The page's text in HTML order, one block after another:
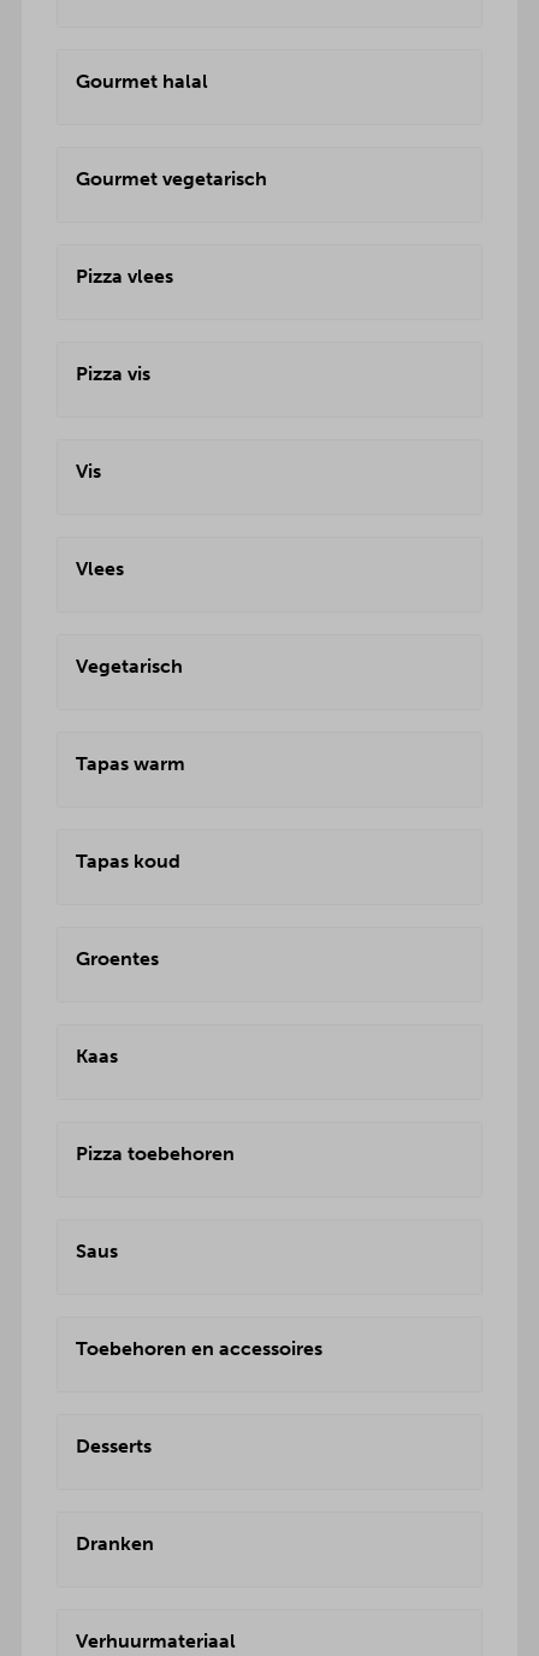
Gourmet halal
Gourmet vegetarisch
Pizza vlees
Pizza vis
Vis
Vlees
Vegetarisch
Tapas warm
Tapas koud
Groentes
Kaas
Pizza toebehoren
Saus
Toebehoren en accessoires
Desserts
Dranken
Verhuurmateriaal